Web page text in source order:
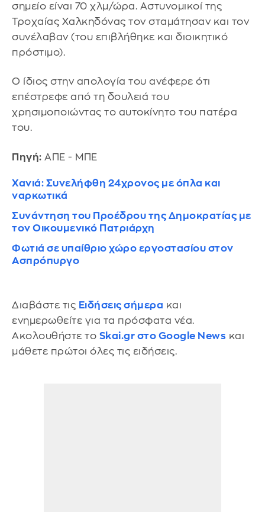
σημείο είναι 70 χλμ/ώρα. Αστυνομικοί της
Τροχαίας Χαλκηδόνας τον σταμάτησαν και τον
συνέλαβαν (του επιβλήθηκε και διοικητικό
πρόστιμο).
Ο ίδιος στην απολογία του ανέφερε ότι
επέστρεφε από τη δουλειά του
χρησιμοποιώντας το αυτοκίνητο του πατέρα
του.
Πηγή: ΑΠΕ - ΜΠΕ
Χανιά: Συνελήφθη 24χρονος με όπλα και
ναρκωτικά
Συνάντηση του Προέδρου της Δημοκρατίας με
τον Οικουμενικό Πατριάρχη
Φωτιά σε υπαίθριο χώρο εργοστασίου στον
Ασπρόπυργο
Διαβάστε τις Ειδήσεις σήμερα και
ενημερωθείτε για τα πρόσφατα νέα.
Ακολουθήστε το Skai.gr στο Google News και
μάθετε πρώτοι όλες τις ειδήσεις.